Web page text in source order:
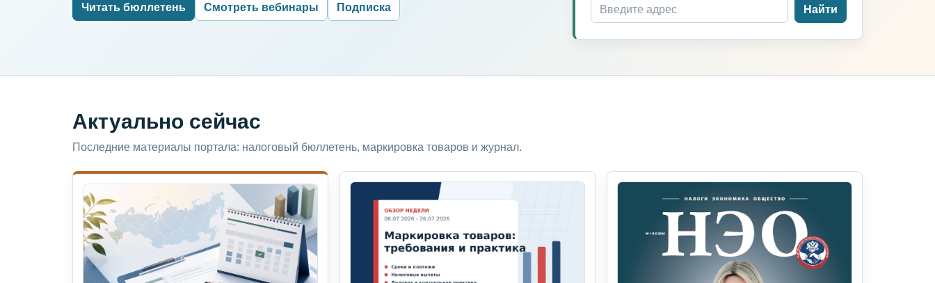
Читать бюллетень Смотреть вебинары Подписка Найти
Актуально сейчас
Последние материалы портала: налоговый бюллетень, маркировка товаров и журнал.